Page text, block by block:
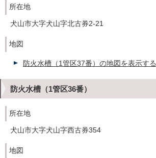
所在地
犬山市大字犬山字北古券2-21
地図
防火水槽（1管区37番）の地図を表示する
防火水槽（1管区36番）
所在地
犬山市大字犬山字西古券354
地図